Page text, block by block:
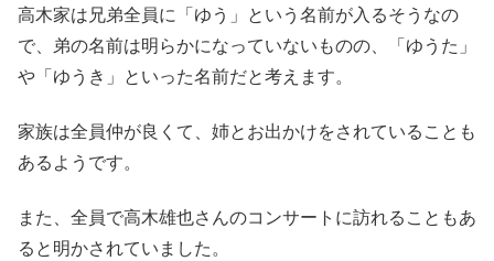
高木家は兄弟全員に「ゆう」という名前が入るそうなの
で、弟の名前は明らかになっていないものの、「ゆうた」
や「ゆうき」といった名前だと考えます。
家族は全員仲が良くて、姉とお出かけをされていることも
あるようです。
また、全員で高木雄也さんのコンサートに訪れることもあ
ると明かされていました。